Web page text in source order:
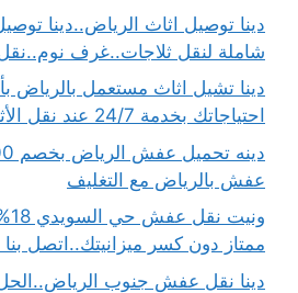
دينا توصيل اثاث الرياض..دينا
شاملة لنقل ثلاجات..غرف
احتياجاتك بخدمة 24/7 عند نقل الأثاث
عفش بالرياض مع التغليف
ممتاز دون كسر ميزانيتك..اتصل بنا
دينا نقل عفش جنوب